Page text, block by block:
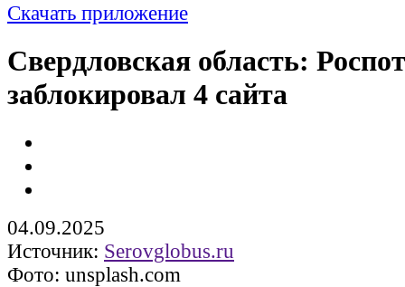
Скачать приложение
Свердловская область:
заблокировал 4 сайта
04.09.2025
Источник: Serovglobus.ru
Фото: unsplash.com